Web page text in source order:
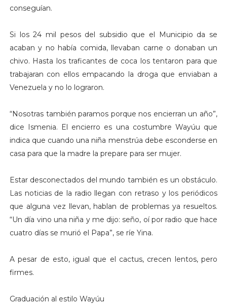
conseguían.
Si los 24 mil pesos del subsidio que el Municipio da se
acaban y no había comida, llevaban carne o donaban un
chivo. Hasta los traficantes de coca los tentaron para que
trabajaran con ellos empacando la droga que enviaban a
Venezuela y no lo lograron.
“Nosotras también paramos porque nos encierran un año”,
dice Ismenia. El encierro es una costumbre Wayúu que
indica que cuando una niña menstrúa debe esconderse en
casa para que la madre la prepare para ser mujer.
Estar desconectados del mundo también es un obstáculo.
Las noticias de la radio llegan con retraso y los periódicos
que alguna vez llevan, hablan de problemas ya resueltos.
“Un día vino una niña y me dijo: seño, oí por radio que hace
cuatro días se murió el Papa”, se ríe Yina.
A pesar de esto, igual que el cactus, crecen lentos, pero
firmes.
Graduación al estilo Wayúu